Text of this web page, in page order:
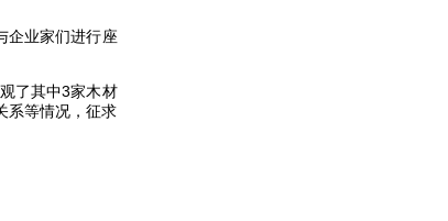
企业家们进行座
了其中3家木材
系等情况，征求